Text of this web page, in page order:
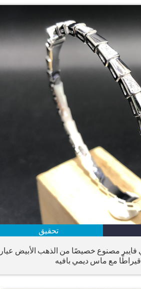
تحقيق
مصنوع خصيصًا من الذهب الأبيض عيار